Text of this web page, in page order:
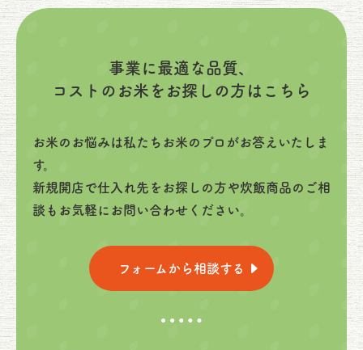
事業に最適な品質、
コストのお米をお探しの方はこちら
お米のお悩みは私たちお米のプロがお答えいたしま
す。
新規開店で仕入れ先をお探しの方や炊飯商品のご相
談もお気軽にお問い合わせください。
フォームから相談する